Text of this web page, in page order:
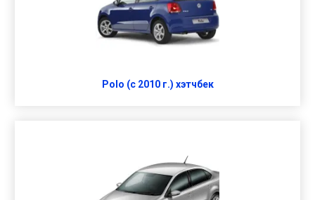
Polo (с 2010 г.) хэтчбек